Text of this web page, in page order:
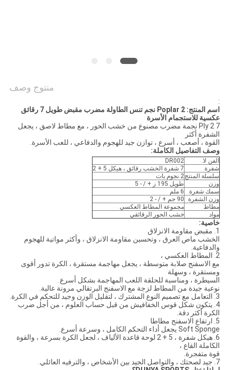
منتوج وصف
:
اسم المنتج: Poplar 2 نجم تنس الطاولة مضرب مقبض طويل 7 رقائق
عكسية للاستجمام الأسرة
7 Ply 2 نجمة مضرب مصنوع من خشب الحور ، مع مطاط لاصق ، يجعل
الشفرة أكثر
القوة ، أصعب ، أسرع ، توازن جيد للهجوم والدفاعي ، للعب الأسرة.
وصف التفاصيل الكاملة:
الفن لا.
DR002
شفرة
7 شفرة الخشب رقائق ، هيكل 5 + 2
سلسلة المنتج2 نجوم بات
وزن
طويل 195 ز + / - 5
سمك شفرة
6 ملم
وزن الشفرة
90 جم + / - 2
مطاط
مجموعة المطاط العكسي
مواد
خشب الحور الرقائقي
خاصية:
1. مقبض مقاومة الانزلاق
الخشب ماص العرق ، وتحسين مقاومة الانزلاق ، وأكثر مواتية للهجوم
والدفاعية.
2. المطاط العكسي ،
مع الاسفنج صلابة متوسطة ، يجعل مهاجمة مستقرة ، الكرة تدور أقوى
ومستقرة ، وسهلة
السيطرة ، ومناسبة للحلقة اللعب المهاجمة بشكل أسرع.
نوعية جيدة من المطاط لزجة مع الاسفنج البرتقالي مرونة عالية.
3. التعامل مع تصميم النوع المشترك ، لتقليل الوزن وجيد للتحكم في الكرة.
4. يتكون شكل قوس الخفافيش من قبل حساب العلوم ، من أجل ضرب
الكرة أكثر دقة.
5. ارتفاع الاسفنج مطاطا
Soft Sponge يجعل أداء التحكم الكامل ، وسرعة أسرع.
6. هيكل شفرة ، 5 + 2 لوحة قاعدة الألياف ، لجعل الكرة بسرعة ، والقوة
الكاملة القاع ،
قوة متفجرة.
7. جيد لصحتك ، والتواصل الجيد بين الأشخاص ، والترفيه العائلي.